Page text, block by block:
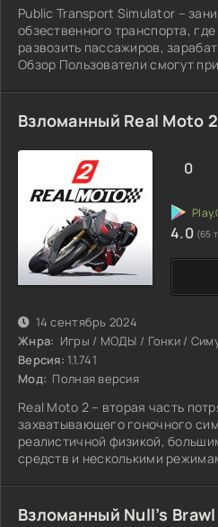
Public Transport Simulator –
обзественного транспорта,
развозить пассажиров,
Обзор Пользователи смогут
Взломанный Real Moto 2
14 сентябрь 2024
Жнра: Игры / МОДЫ / Гонки /
Версия: 1.1.741
Мод: Полная версия
Real Moto 2 – вторая часть
захватывающего гоночного
реалистичной физикой,
средств и несколькими
0
4.0 (65
Взломанный Null’s Brawl